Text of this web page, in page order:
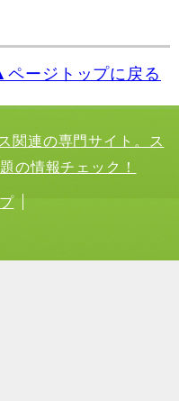
ページトップに戻る
関連の専門サイト。ス
の情報チェック！